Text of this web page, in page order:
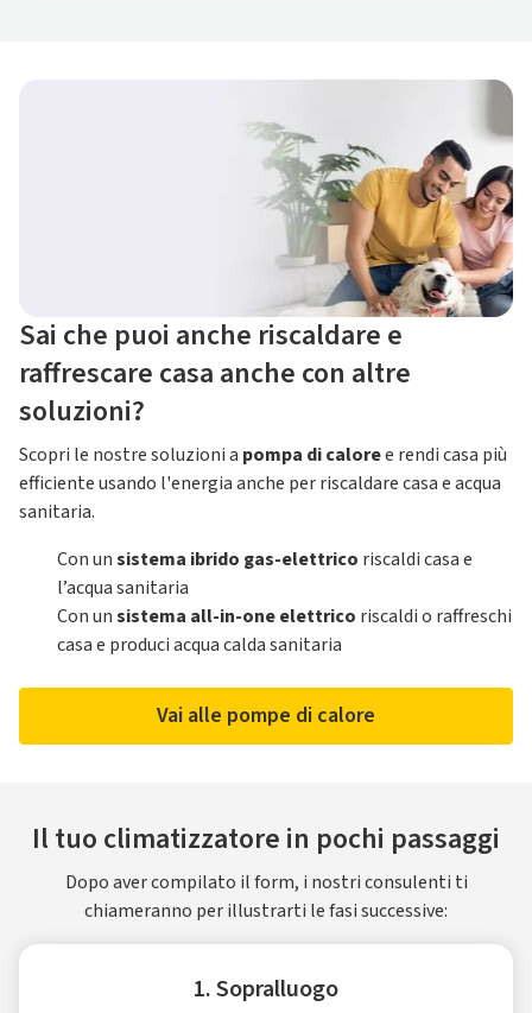
Sai che puoi anche riscaldare e
raffrescare casa anche con altre
soluzioni?
Scopri le nostre soluzioni a pompa di caloree rendi casa più
efficiente usando l'energia anche per riscaldare casa e acqua
sanitaria.
Con unsistema ibrido gas-elettrico riscaldi casa e
l’acqua sanitaria
Con unsistema all-in-one elettrico riscaldi o raffreschi
casa e produci acqua calda sanitaria
Vai alle pompe di calore
Il tuo climatizzatore in pochi passaggi
Dopo aver compilato il form, i nostri consulenti ti
chiameranno per illustrarti le fasi successive:
1. Sopralluogo